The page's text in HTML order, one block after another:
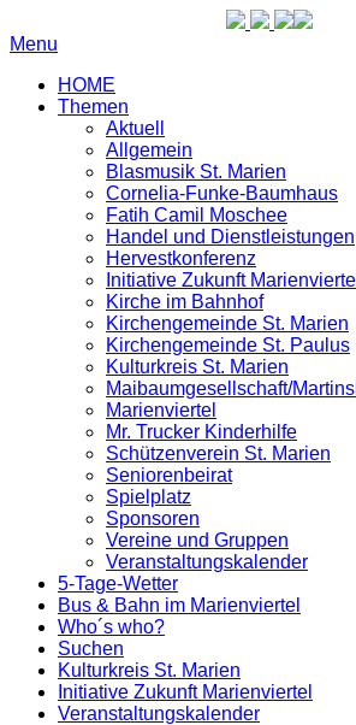
Menu
HOME
Themen
Aktuell
Allgemein
Blasmusik St. Marien
Cornelia-Funke-Baumhaus
Fatih Camil Moschee
Handel und Dienstleistungen
Hervestkonferenz
Initiative Zukunft Marienviertel
Kirche im Bahnhof
Kirchengemeinde St. Marien
Kirchengemeinde St. Paulus
Kulturkreis St. Marien
Maibaumgesellschaft/
Marienviertel
Mr. Trucker Kinderhilfe
Schützenverein St. Marien
Seniorenbeirat
Spielplatz
Sponsoren
Vereine und Gruppen
Veranstaltungskalender
5-Tage-Wetter
Bus & Bahn im Marienviertel
Who´s who?
Suchen
Kulturkreis St. Marien
Initiative Zukunft Marienviertel
Veranstaltungskalender